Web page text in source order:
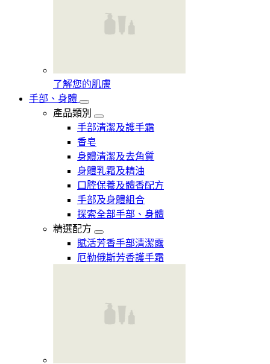
了解您的肌膚
手部、身體
產品類別
手部清潔及護手霜
香皂
身體清潔及去角質
身體乳霜及精油
口腔保養及體香配方
手部及身體組合
探索全部手部、身體
精選配方
賦活芳香手部清潔露
厄勒俄斯芳香護手霜